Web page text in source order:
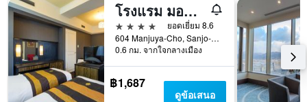
โรงแรม มอนเทอเรย์ เกียวโต
4 ดาว
ยอดเยี่ยม 8.6
604 Manjuya-Cho, Sanjo-Sagaru, เกียวโต, ญี่ปุ่น
0.6 กม. จากใจกลางเมือง
฿1,687
ดูข้อเสนอ